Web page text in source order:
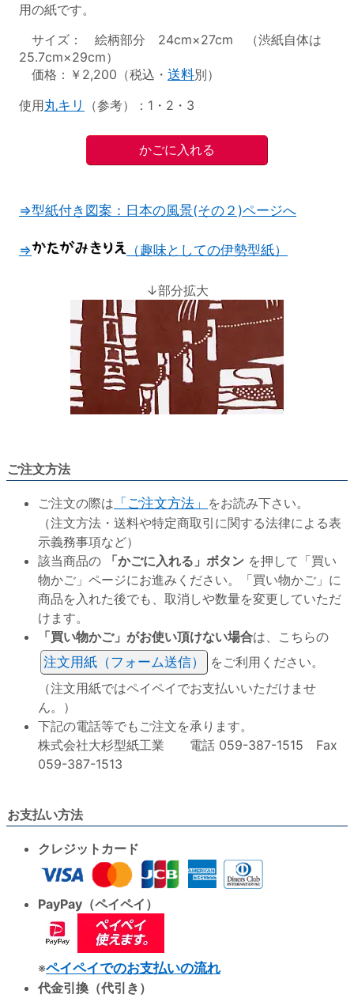
用の紙です。
サイズ： 絵柄部分 24cm×27cm （渋紙自体は
25.7cm×29cm）
価格：￥2,200（税込・ 送料別）
使用丸キリ （参考）：1・2・3
⇒型紙付き図案：日本の風景(その２)ページへ
⇒ （趣味としての伊勢型紙）
↓部分拡大
ご注文方法
ご注文の際は 「ご注文方法」 をお読み下さい。
（注文方法・送料や特定商取引に関する法律による表
示義務事項など）
該当商品の
「かごに入れる」ボタン を押して「買い
物かご」ページにお進みください。「買い物かご」に
商品を入れた後でも、取消しや数量を変更していただ
けます。
「買い物かご」がお使い頂けない場合は、こちらの
注文用紙（フォーム送信）
をご利用ください。
（注文用紙ではペイペイでお支払いいただけませ
ん。）
下記の電話等でもご注文を承ります。
株式会社大杉型紙工業 電話 059-387-1515 Fax
059-387-1513
お支払い方法
クレジットカード
PayPay（ペイペイ）
※ペイペイでのお支払いの流れ
代金引換（代引き）